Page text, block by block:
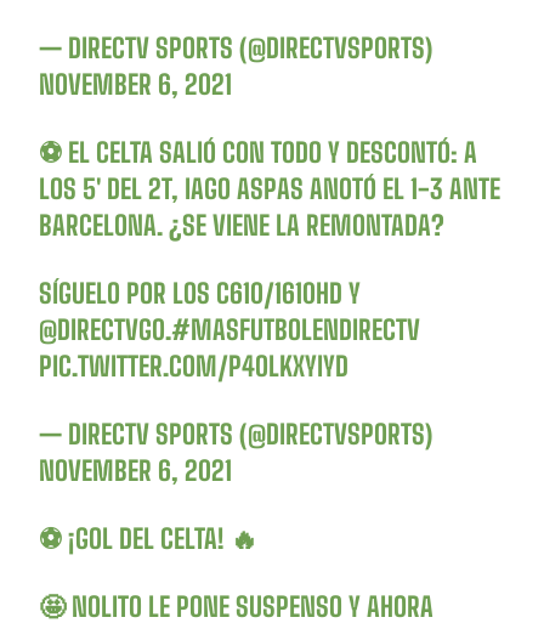
— DIRECTV SPORTS (@DIRECTVSPORTS)
NOVEMBER 6, 2021
⚽️ EL CELTA SALIÓ CON TODO Y DESCONTÓ: A
LOS 5′ DEL 2T, IAGO ASPAS ANOTÓ EL 1-3 ANTE
BARCELONA. ¿SE VIENE LA REMONTADA?
SÍGUELO POR LOS C610/1610HD Y
@DIRECTVGO.#MASFUTBOLENDIRECTV
PIC.TWITTER.COM/P4OLKXYIYD
— DIRECTV SPORTS (@DIRECTVSPORTS)
NOVEMBER 6, 2021
⚽️ ¡GOL DEL CELTA! 🔥
🤩 NOLITO LE PONE SUSPENSO Y AHORA